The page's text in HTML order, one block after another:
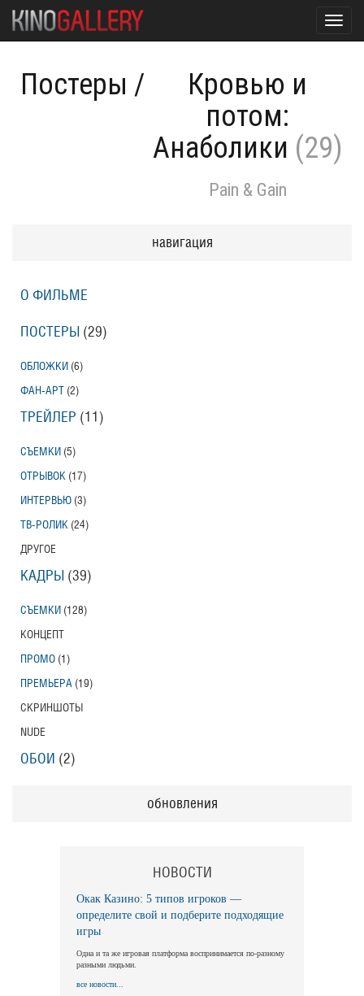
Постеры /
Кровью и
потом:
Анаболики (29)
Pain & Gain
навигация
О ФИЛЬМЕ
ПОСТЕРЫ (29)
ОБЛОЖКИ (6)
ФАН-АРТ (2)
ТРЕЙЛЕР (11)
СЪЕМКИ (5)
ОТРЫВОК (17)
ИНТЕРВЬЮ (3)
ТВ-РОЛИК (24)
ДРУГОЕ
КАДРЫ (39)
СЪЕМКИ (128)
КОНЦЕПТ
ПРОМО (1)
ПРЕМЬЕРА (19)
СКРИНШОТЫ
NUDE
ОБОИ (2)
обновления
НОВОСТИ
Окак Казино: 5 типов игроков —
определите свой и подберите подходящие
игры
Одна и та же игровая платформа воспринимается по-разному
разными людьми.
все новости...